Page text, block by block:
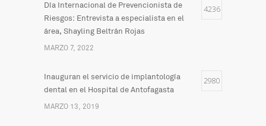
Día Internacional de Prevencionista de
Riesgos: Entrevista a especialista en el
área, Shayling Beltrán Rojas
4236
MARZO 7, 2022
Inauguran el servicio de implantología
dental en el Hospital de Antofagasta
2980
MARZO 13, 2019